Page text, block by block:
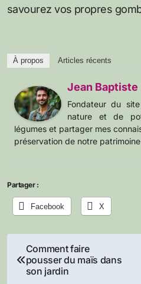
savourez vos propres
À propos Articles récents
Jean Baptiste
Fondateur du
nature et de
légumes et partager mes
préservation de notre
Partager :
Facebook X
Navigation
de
Comment faire
pousser du maïs dans
son jardin